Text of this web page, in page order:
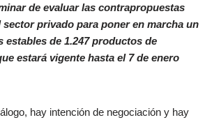
de evaluar las contrapropuestas
privado para poner en marcha un
estables de 1.247 productos de
estará vigente hasta el 7 de enero
hay intención de negociación y hay